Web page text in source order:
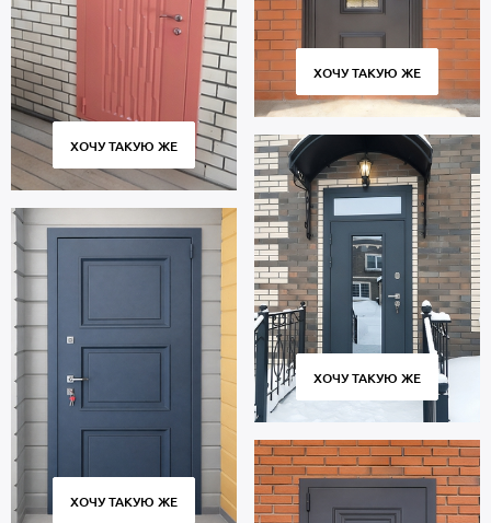
дополнительной защиты от шума.
Термодверь с ковкой предназначена для многолетней
эксплуатации и сохраняет работоспособность множества циклов
открывания и закрывания. Использование качественных
комплектующих и контроль за точным соответствием размеров
гарантируют плотное прилегание полотна к коробу без скрипов
и деформаций.
Цена указана за базовый размер 2000х800 мм. Гарантия 5 лет.
Позвоните в отдел продаж или оставьте заявку на сайте, чтобы
приобрести дверь под ваш размер. Бесплатный замер.
Изготовление от 2 дн. Доставка по Москве и Московской
области, монтаж.
ХОЧУ ТАКУЮ ЖЕ
ХОЧУ ТАКУЮ ЖЕ
ХОЧУ ТАКУЮ ЖЕ
ХОЧУ ТАКУЮ ЖЕ